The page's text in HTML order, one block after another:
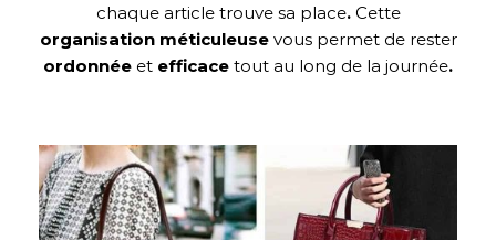
chaque article trouve sa place.Cette
organisation méticuleusevous permet de rester
ordonnée et efficace tout au long de la journée.